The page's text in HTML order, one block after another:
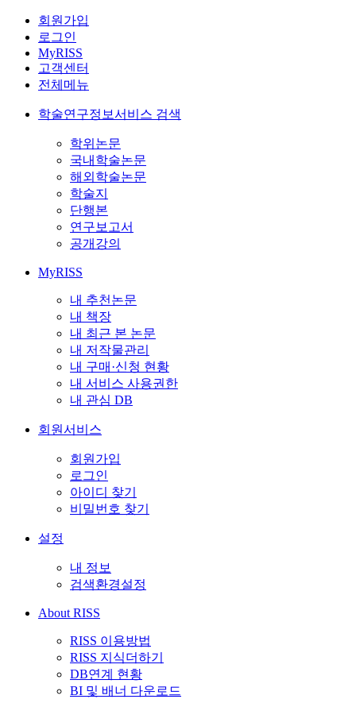
회원가입
로그인
MyRISS
고객센터
전체메뉴
학술연구정보서비스 검색
학위논문
국내학술논문
해외학술논문
학술지
단행본
연구보고서
공개강의
MyRISS
내 추천논문
내 책장
내 최근 본 논문
내 저작물관리
내 구매·신청 현황
내 서비스 사용권한
내 관심 DB
회원서비스
회원가입
로그인
아이디 찾기
비밀번호 찾기
설정
내 정보
검색환경설정
About RISS
RISS 이용방법
RISS 지식더하기
DB연계 현황
BI 및 배너 다운로드